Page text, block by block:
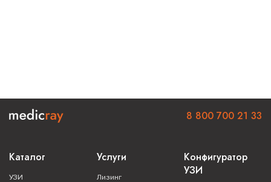
Каталог
УЗИ
Услуги
Лизинг
Конфигуратор
УЗИ
8 800 700 21 33